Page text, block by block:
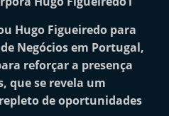
Hugo Figueiredo para
Negócios em Portugal,
reforçar a presença
que se revela um
de oportunidades